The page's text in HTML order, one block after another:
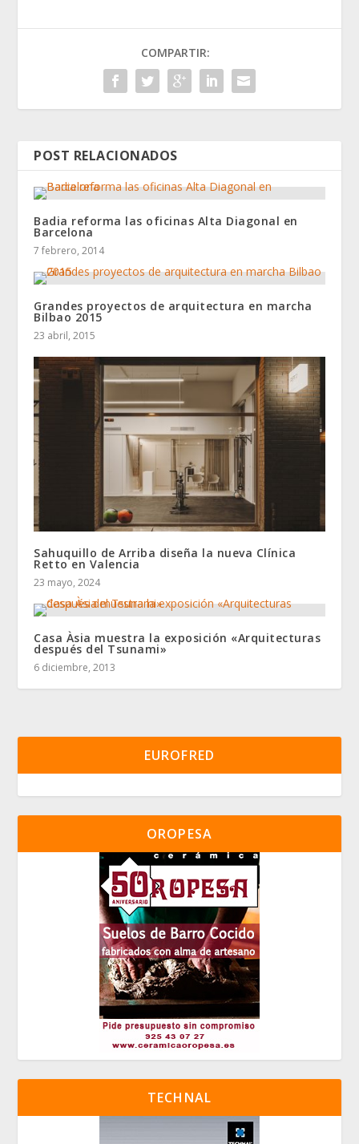
COMPARTIR:
POST RELACIONADOS
Badia reforma las oficinas Alta Diagonal en
Barcelona
7 febrero, 2014
Grandes proyectos de arquitectura en marcha
Bilbao 2015
23 abril, 2015
Sahuquillo de Arriba diseña la nueva Clínica
Retto en Valencia
23 mayo, 2024
Casa Àsia muestra la exposición «Arquitecturas
después del Tsunami»
6 diciembre, 2013
EUROFRED
OROPESA
TECHNAL